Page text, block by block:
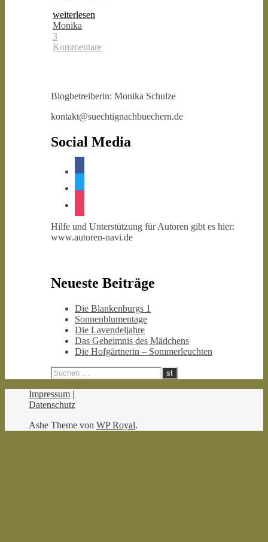
weiterlesen
Monika
3
Kommentare
Blogbetreiberin: Monika Schulze
kontakt@suechtignachbuechern.de
Social Media
Hilfe und Unterstützung für Autoren gibt es hier:
www.autoren-navi.de
Neueste Beiträge
Die Blankenburgs 1
Sonnenblumentage
Die Lavendeljahre
Das Geheimnis des Mädchens
Die Hofgärtnerin – Sommerleuchten
Impressum |
Datenschutz
Ashe Theme von WP Royal.